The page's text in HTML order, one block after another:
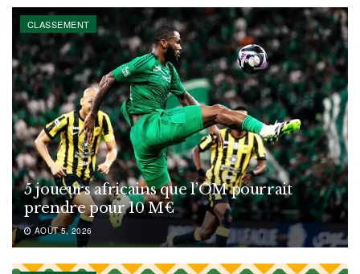
CLASSEMENT
5 joueurs africains que l’OM pourrait
prendre pour 10 M€
AOÛT 5, 2026